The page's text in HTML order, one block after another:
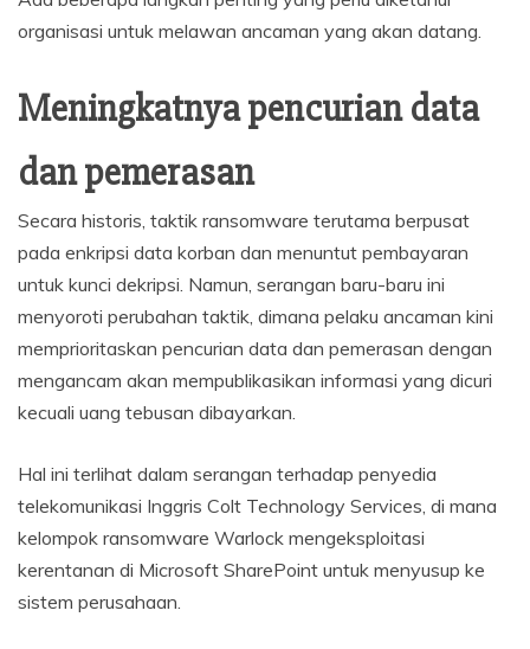
organisasi untuk melawan ancaman yang akan datang.
Meningkatnya pencurian data
dan pemerasan
Secara historis, taktik ransomware terutama berpusat
pada enkripsi data korban dan menuntut pembayaran
untuk kunci dekripsi. Namun, serangan baru-baru ini
menyoroti perubahan taktik, dimana pelaku ancaman kini
memprioritaskan pencurian data dan pemerasan dengan
mengancam akan mempublikasikan informasi yang dicuri
kecuali uang tebusan dibayarkan.
Hal ini terlihat dalam serangan terhadap penyedia
telekomunikasi Inggris Colt Technology Services, di mana
kelompok ransomware Warlock mengeksploitasi
kerentanan di Microsoft SharePoint untuk menyusup ke
sistem perusahaan.